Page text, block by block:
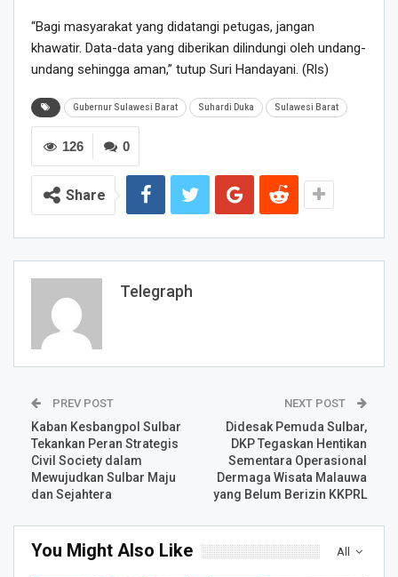
“Bagi masyarakat yang didatangi petugas, jangan
khawatir. Data-data yang diberikan dilindungi oleh undang-
undang sehingga aman,” tutup Suri Handayani. (Rls)
Gubernur Sulawesi Barat Suhardi Duka Sulawesi Barat
0
126
Share
Telegraph
PREV POST
Kaban Kesbangpol Sulbar
Tekankan Peran Strategis
Civil Society dalam
Mewujudkan Sulbar Maju
dan Sejahtera
NEXT POST
Didesak Pemuda Sulbar,
DKP Tegaskan Hentikan
Sementara Operasional
Dermaga Wisata Malauwa
yang Belum Berizin KKPRL
All
You Might Also Like